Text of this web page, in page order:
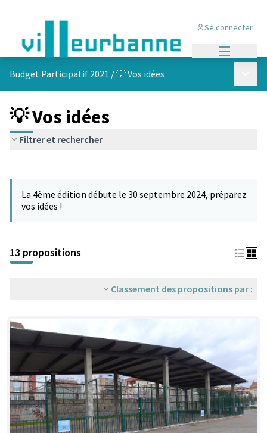
Se connecter
Budget Participatif 2021 /💡 Vos idées
💡 Vos idées
Filtrer et rechercher
La 4ème édition débute le 30 septembre 2024, préparez
vos idées !
13 propositions
Classement des propositions par :